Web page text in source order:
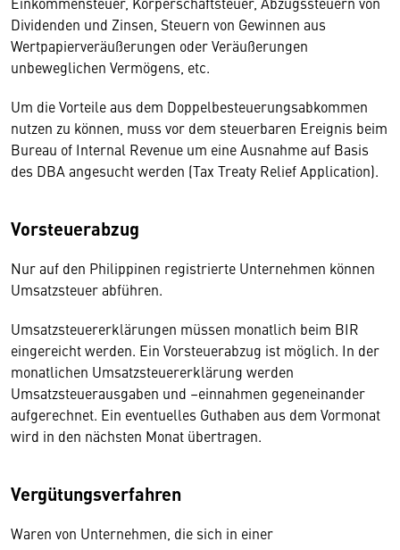
Dividenden und Zinsen, Steuern von Gewinnen aus
Wertpapierveräußerungen oder Veräußerungen
unbeweglichen Vermögens, etc.
Um die Vorteile aus dem Doppelbesteuerungsabkommen
nutzen zu können, muss vor dem steuerbaren Ereignis beim
Bureau of Internal Revenue um eine Ausnahme auf Basis
des DBA angesucht werden (Tax Treaty Relief Application).
Vorsteuerabzug
Nur auf den Philippinen registrierte Unternehmen können
Umsatzsteuer abführen.
Umsatzsteuererklärungen müssen monatlich beim BIR
eingereicht werden. Ein Vorsteuerabzug ist möglich. In der
monatlichen Umsatzsteuererklärung werden
Umsatzsteuerausgaben und –einnahmen gegeneinander
aufgerechnet. Ein eventuelles Guthaben aus dem Vormonat
wird in den nächsten Monat übertragen.
Vergütungsverfahren
Waren von Unternehmen, die sich in einer